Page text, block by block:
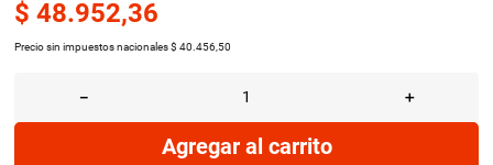
$ 48.952,36
Precio sin impuestos nacionales $ 40 456 50
＋
－
Agregar al carrito
5
bujias ngk
citroen c4